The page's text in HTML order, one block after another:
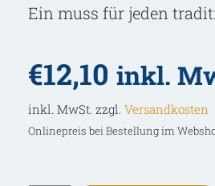
Ein muss für jeden
€12,10 inkl.
inkl. MwSt. zzgl. Versandkosten
Onlinepreis bei Bestellung im